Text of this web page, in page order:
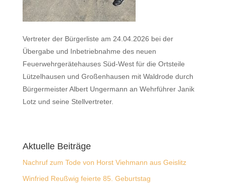
Vertreter der Bürgerliste am 24.04.2026 bei der
Übergabe und Inbetriebnahme des neuen
Feuerwehrgerätehauses Süd-West für die Ortsteile
Lützelhausen und Großenhausen mit Waldrode durch
Bürgermeister Albert Ungermann an Wehrführer Janik
Lotz und seine Stellvertreter.
Aktuelle Beiträge
Nachruf zum Tode von Horst Viehmann aus Geislitz
Winfried Reußwig feierte 85. Geburtstag